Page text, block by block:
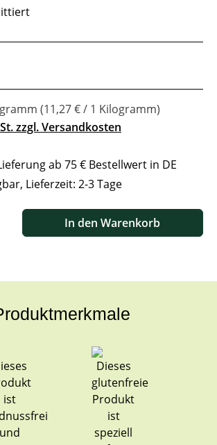
(11,27 € / 1 Kilogramm)
zzgl. Versandkosten
ab 75 € Bestellwert in DE
Lieferzeit: 2-3 Tage
den gewünschten Wert ein oder benutze
In den Warenkorb